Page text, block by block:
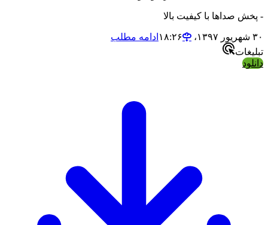
- پخش صداها با کیفیت بالا
۳۰ شهریور ۱۳۹۷،‏ ۱۸:۲۶
ادامه مطلب
تبلیغات
دانلود